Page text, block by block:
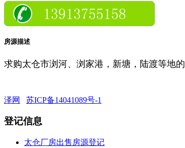
房源描述
求购太仓市浏河、浏家港，新塘，陆渡等地
泽网 苏ICP备14041089号-1
登记信息
太仓厂房出售房源登记